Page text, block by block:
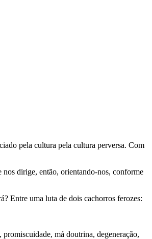
pela cultura pela cultura perversa. Com
dirige, então, orientando-nos, conforme
Entre uma luta de dois cachorros ferozes:
má doutrina, degeneração,